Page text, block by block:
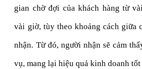
gian chờ đợi của khách hàng từ
vài giờ, tùy theo khoảng cách giữa
nhận. Từ đó, người nhận sẽ cảm
vụ, mang lại hiệu quả kinh doanh tốt